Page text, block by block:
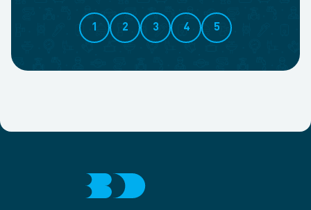
1 2 3 4 5